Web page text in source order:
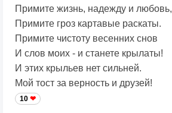
Примите жизнь, надежду и любовь,
Примите гроз картавые раскаты.
Примите чистоту весенних снов
И слов моих - и станете крылаты!
И этих крыльев нет сильней.
Мой тост за верность и друзей!
10